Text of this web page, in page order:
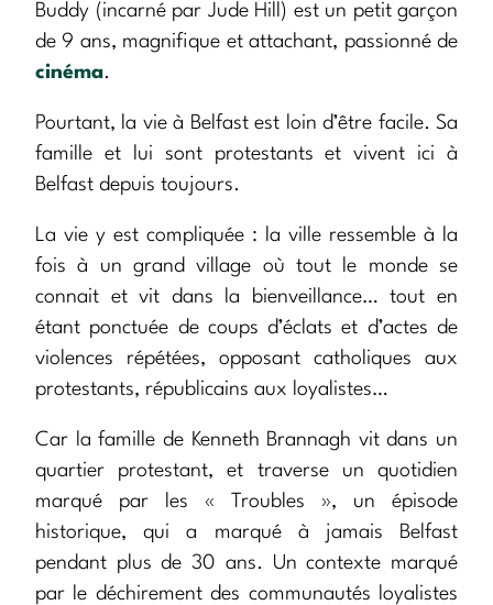
Buddy (incarné par Jude Hill) est un petit garçon
de 9 ans, magnifique et attachant, passionné de
cinéma.
Pourtant, la vie à Belfast est loin d’être facile. Sa
famille et lui sont protestants et vivent ici à
Belfast depuis toujours.
La vie y est compliquée : la ville ressemble à la
fois à un grand village où tout le monde se
connait et vit dans la bienveillance… tout en
étant ponctuée de coups d’éclats et d’actes de
violences répétées, opposant catholiques aux
protestants, républicains aux loyalistes…
Car la famille de Kenneth Brannagh vit dans un
quartier protestant, et traverse un quotidien
marqué par les « Troubles », un épisode
historique, qui a marqué à jamais Belfast
pendant plus de 30 ans. Un contexte marqué
par le déchirement des communautés loyalistes